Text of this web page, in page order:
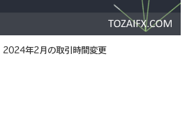
2024年2月の取引時間変更